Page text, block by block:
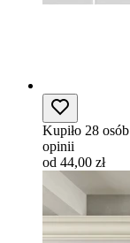
Kupiło 28 osób
opinii
od 44,00 zł